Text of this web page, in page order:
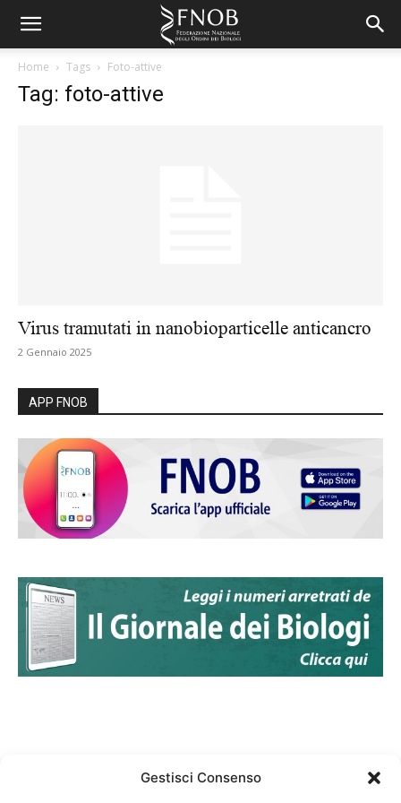
Gestisci Consenso
Home Tags Foto-attive
Tag: foto-attive
Virus tramutati in nanobioparticelle anticancro
2 Gennaio 2025
APP FNOB